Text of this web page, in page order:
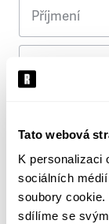
Tato webová
K personalizaci
sociálních
soubory
sdílíme se
Příjmení
Ulice
Město
PSČ